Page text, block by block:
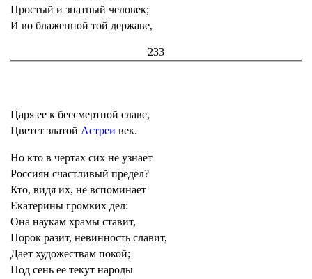
Простый и знатный человек;
И во блаженной той державе,
233
Царя ее к бессмертной славе,
Цветет златой Астреи век.
Но кто в чертах сих не узнает
Россиян счастливый предел?
Кто, видя их, не вспоминает
Екатерины громких дел:
Она наукам храмы ставит,
Порок разит, невинность славит,
Дает художествам покой;
Под сень ее текут народы